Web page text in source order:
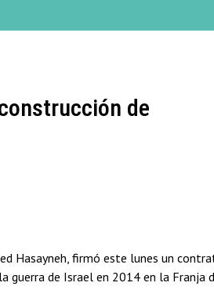
de
Hasayneh, firmó este lunes un
guerra de Israel en 2014 en la Franja